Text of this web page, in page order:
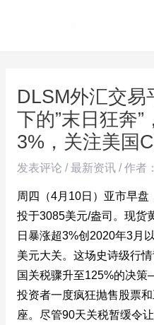
DLSM外汇交易
下的”末日狂奔
3%，关注美国
发表评论 /最新资讯/ 作者：
周四（4月10日）亚市早
投于3085美元/盎司。现货
日暴涨超3%创2020年3月
美元大关。这场史诗级行
国关税骤升至125%的决
投资者一度疯狂抛售股票
座。尽管90天关税暂缓令